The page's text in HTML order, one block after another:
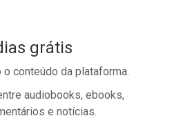
grátis
conteúdo da plataforma.
audiobooks, ebooks,
e notícias.